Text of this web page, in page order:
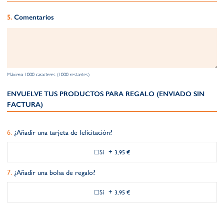
Comentarios
Máximo 1000 caracteres (1000 restantes)
ENVUELVE TUS PRODUCTOS PARA REGALO (ENVIADO SIN
FACTURA)
¿Añadir una tarjeta de felicitación?
Sí + 3,95 €
¿Añadir una bolsa de regalo?
Sí + 3,95 €